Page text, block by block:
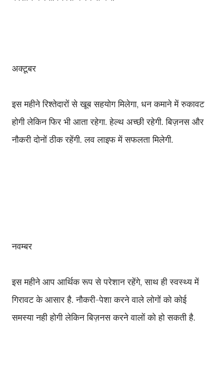
अक्टूबर
इस महीने रिश्तेदारों से खूब सहयोग मिलेगा, धन कमाने में रुकावट
होगी लेकिन फिर भी आता रहेगा. हेल्थ अच्छी रहेगी. बिज़नस और
नौकरी दोनों ठीक रहेंगी. लव लाइफ में सफलता मिलेगी.
नवम्बर
इस महीने आप आर्थिक रूप से परेशान रहेंगे, साथ ही स्वस्थ्य में
गिरावट के आसार है. नौकरी-पेशा करने वाले लोगों को कोई
समस्या नही होगी लेकिन बिज़नस करने वालों को हो सकती है.